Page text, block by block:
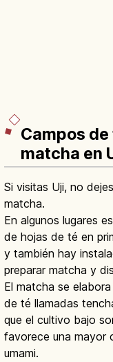
Campos
matcha en
Si visitas Uji, no
matcha.
En algunos lugares
de hojas de té en
y también hay
preparar matcha y
El matcha se
de té llamadas
que el cultivo bajo
favorece una mayor
umami.